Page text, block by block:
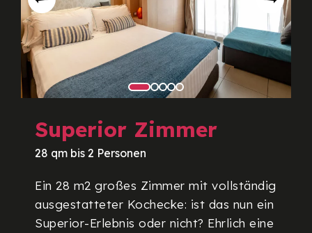
Superior Zimmer
28 qm bis 2 Personen
Ein 28 m2 großes Zimmer mit vollständig
ausgestatteter Kochecke: ist das nun ein
Superior-Erlebnis oder nicht? Ehrlich eine